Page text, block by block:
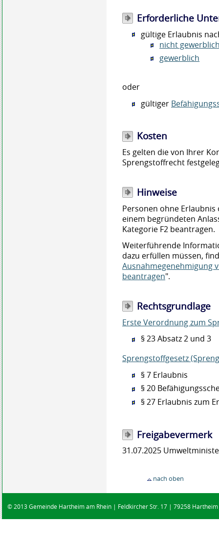
Erforderliche
gültige Erlaubnis
nicht
gewerblich
oder
gültiger
Kosten
Es gelten die von Ihrer
Sprengstoffrecht
Hinweise
Personen ohne
einem begründeten
Kategorie F2 beantragen.
Weiterführende
dazu erfüllen müssen,
Ausnahmegenehmigung
beantragen".
Rechtsgrundlage
Erste Verordnung zum
§ 23 Absatz 2 und 3
Sprengstoffgesetz
§ 7 Erlaubnis
§ 20
§ 27 Erlaubnis zum
Freigabevermerk
31.07.2025
nach oben
© 2013 Gemeinde Hartheim am Rhein | Feldkircher Str. 17 | 79258